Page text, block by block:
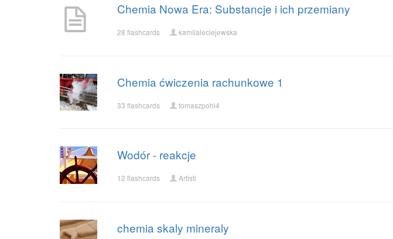
Chemia Nowa Era: Substancje i ich przemiany
28 flashcards kamilaleciejewska
Chemia ćwiczenia rachunkowe 1
33 flashcards tomaszpohl4
Wodór - reakcje
12 flashcards Artisti
chemia skaly mineraly